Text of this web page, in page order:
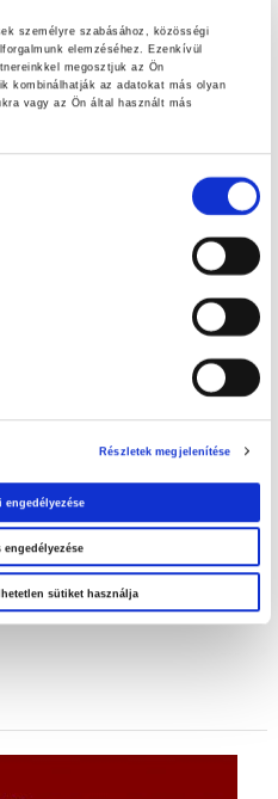
személyre szabásához, közösségi
elemzéséhez. Ezenkívül
megosztjuk az Ön
kombinálhatják az adatokat más olyan
vagy az Ön által használt más
Részletek megjelenítése
engedélyezése
engedélyezése
sütiket használja
medence tisztításának